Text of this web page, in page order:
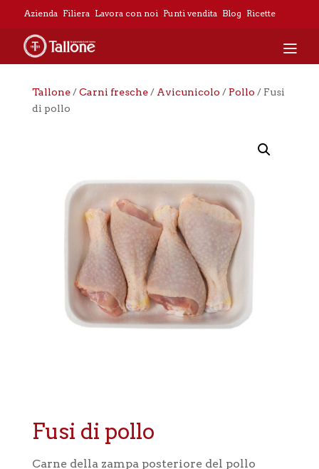
Azienda Filiera Lavora con noi Punti vendita Blog Ricette
Tallone/Carni fresche/ Avicunicolo / Pollo / Fusi
di pollo
Fusi di pollo
Carne della zampa posteriore del pollo